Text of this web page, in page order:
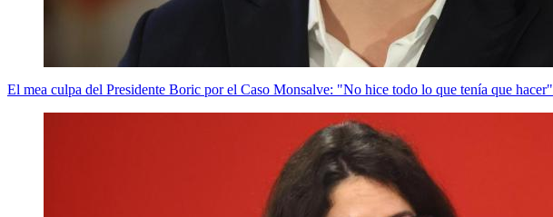
El mea culpa del Presidente Boric por el Caso Monsalve: "No hice todo lo que tenía que hacer"